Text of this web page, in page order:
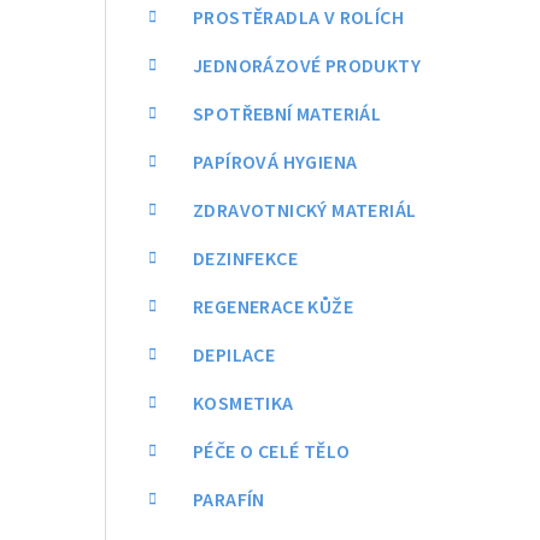
PROSTĚRADLA V ROLÍCH
JEDNORÁZOVÉ PRODUKTY
SPOTŘEBNÍ MATERIÁL
PAPÍROVÁ HYGIENA
ZDRAVOTNICKÝ MATERIÁL
DEZINFEKCE
REGENERACE KŮŽE
DEPILACE
KOSMETIKA
PÉČE O CELÉ TĚLO
PARAFÍN